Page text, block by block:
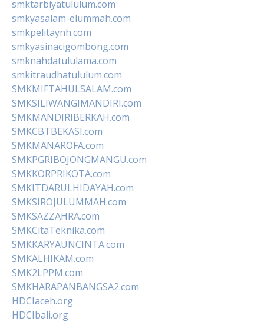
smktarbiyatululum.com
smkyasalam-elummah.com
smkpelitaynh.com
smkyasinacigombong.com
smknahdatululama.com
smkitraudhatululum.com
SMKMIFTAHULSALAM.com
SMKSILIWANGIMANDIRI.com
SMKMANDIRIBERKAH.com
SMKCBTBEKASI.com
SMKMANAROFA.com
SMKPGRIBOJONGMANGU.com
SMKKORPRIKOTA.com
SMKITDARULHIDAYAH.com
SMKSIROJULUMMAH.com
SMKSAZZAHRA.com
SMKCitaTeknika.com
SMKKARYAUNCINTA.com
SMKALHIKAM.com
SMK2LPPM.com
SMKHARAPANBANGSA2.com
HDCIaceh.org
HDCIbali.org